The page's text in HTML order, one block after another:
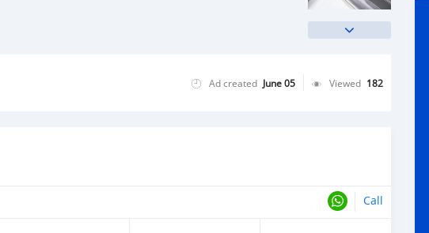
Ad created June 05 Viewed 182
Call